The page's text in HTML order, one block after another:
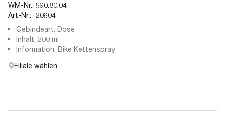
WM-Nr.: 590.80.04
Art-Nr.:
20604
Gebindeart: Dose
Inhalt: 200 ml
Information: Bike Kettenspray
Filiale wählen